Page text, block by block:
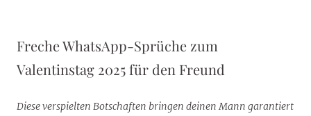
Freche WhatsApp-Sprüche zum
Valentinstag 2025 für den Freund
Diese verspielten Botschaften bringen deinen Mann garantiert